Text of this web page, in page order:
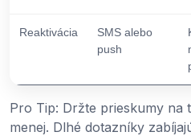
Reaktivácia
SMS alebo
push
Pro Tip: Držte prieskumy na
menej. Dlhé dotazníky